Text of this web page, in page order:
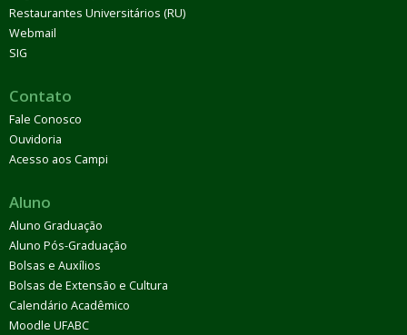
Restaurantes Universitários (RU)
Webmail
SIG
Contato
Fale Conosco
Ouvidoria
Acesso aos Campi
Aluno
Aluno Graduação
Aluno Pós-Graduação
Bolsas e Auxílios
Bolsas de Extensão e Cultura
Calendário Acadêmico
Moodle UFABC